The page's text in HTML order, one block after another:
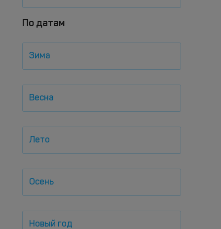
По датам
Зима
Весна
Лето
Осень
Новый год